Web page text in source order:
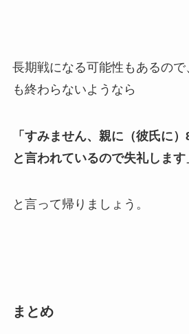
長期戦になる可能性もあるの
も終わらないようなら
「すみません、親に（彼氏に
と言われているので失礼します
と言って帰りましょう。
まとめ